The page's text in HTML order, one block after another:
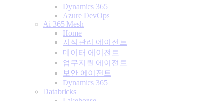
Dynamics 365
Azure DevOps
Ai 365 Mesh
Home
지식관리 에이전트
데이터 에이전트
업무지원 에이전트
보안 에이전트
Dynamics 365
Databricks